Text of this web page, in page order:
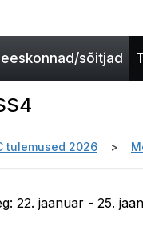
sõitjad
tulemused 2026
22. jaanuar - 25.